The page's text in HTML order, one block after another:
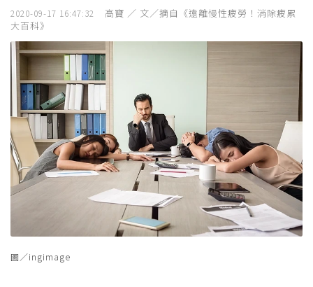
2020-09-17 16:47:32
高寶 ／ 文／摘自《遠離慢性疲勞！消除疲累
大百科》
圖／ingimage